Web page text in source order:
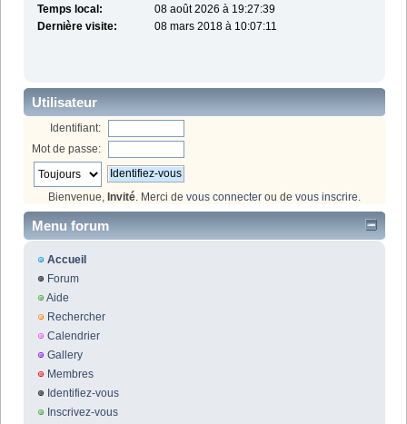
Temps local:
08 août 2026 à 19:27:39
Dernière visite:
08 mars 2018 à 10:07:11
Utilisateur
Identifiant:
Mot de passe:
Bienvenue, Invité . Merci de vous connecter ou de vous inscrire
Menu forum
Accueil
Forum
Aide
Rechercher
Calendrier
Gallery
Membres
Identifiez-vous
Inscrivez-vous